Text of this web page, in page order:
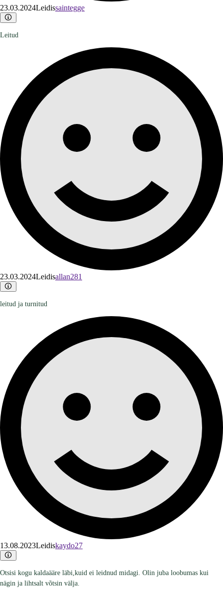
23.03.2024Leidissaintegge
Leitud
23.03.2024Leidisallan281
leitud ja turnitud
13.08.2023Leidiskaydo27
Otsisi kogu kaldaääre läbi,kuid ei leidnud midagi. Olin juba loobumas kui
nägin ja lihtsalt võtsin välja.